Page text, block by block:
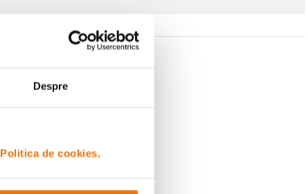
Despre
Politica de cookies.